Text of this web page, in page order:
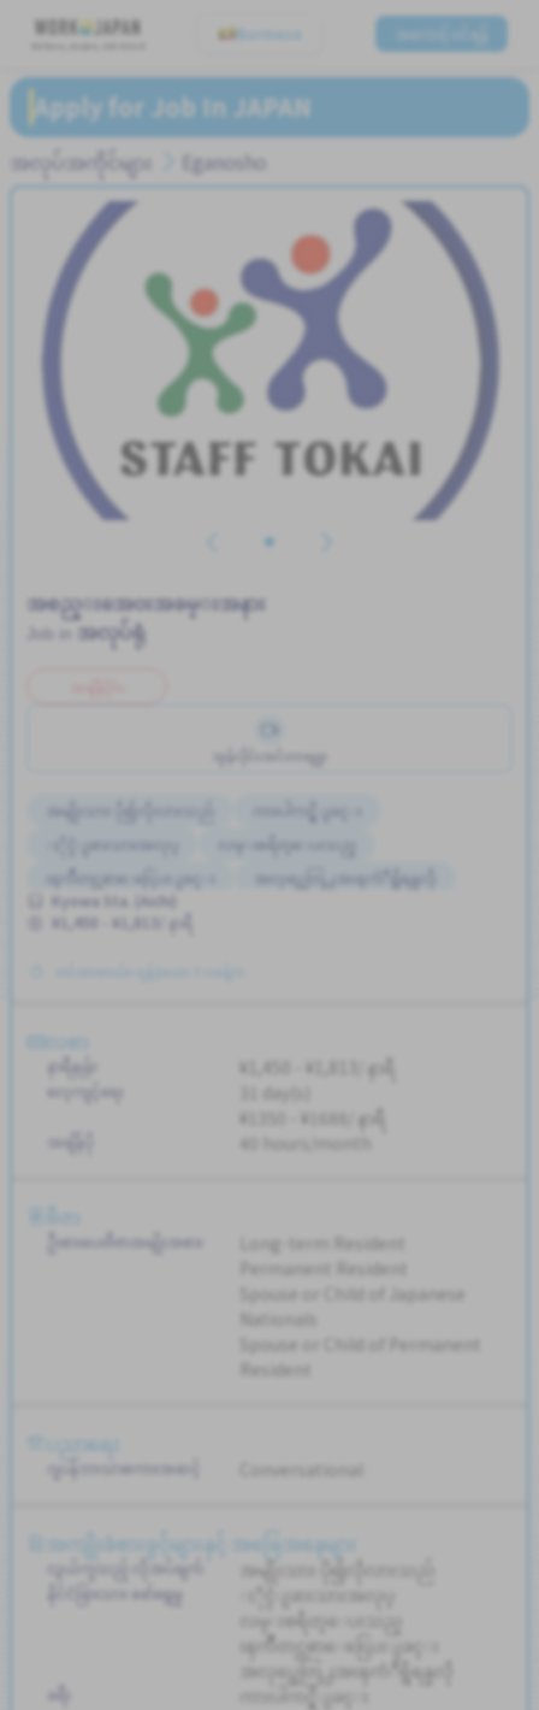
Burmese
Apply for Job In JAPAN
အလုပ်အကိုင်များ Eganosho
အစည္းအေ၀းအခမ္းအနား
အလုပ်ရုံ
အွန်လိုင်းအင်တာဗျူး
အမျိုးသား ပို၍လိုလားသည်
ကားပါကင္ရွိျခင္း
ႏိုင္ငံျခားသားအလုပ္
လမ္းစရိတ္ေပးသည္
ၾကိဳတင္လစာေငြေပးျခင္း
အလုပ္အေတြ႕အၾကံဳရွိရန္မလို
Kyowa Sta. (Aichi)
¥1,450 - ¥1,813/ နာရီ
လစာ
နာရီနှုန်း ¥1,450 - ¥1,813/ နာရီ
လေ့ကျင့်ရေး
31 day(s)
¥1350 - ¥1688/ နာရီ
အချိန်ပို
ဗီဇာ
ဦးစားပေးဗီဇာအမျိုးအစား
Long-term Resident
Permanent Resident
Spouse or Child of Japanese
Nationals
Spouse or Child of Permanent
Resident
ပညာရေး
ဂျပန်ဘာသာစကားအဆင့် Conversational
အကျိုးခံစားခွင့်များနှင့် အခြေအနေများ
လွယ်ကူသည့် လိုအပ်ချက် အမျိုးသား ပို၍လိုလားသည်
နိုင်ငံခြားသား ဖော်ရွေမှု
ႏိုင္ငံျခားသားအလုပ္
လမ္းစရိတ္ေပးသည္
ၾကိဳတင္လစာေငြေပးျခင္း
အလုပ္အေတြ႕အၾကံဳရွိရန္မလို
ခရီး ကားပါကင္ရွိျခင္း